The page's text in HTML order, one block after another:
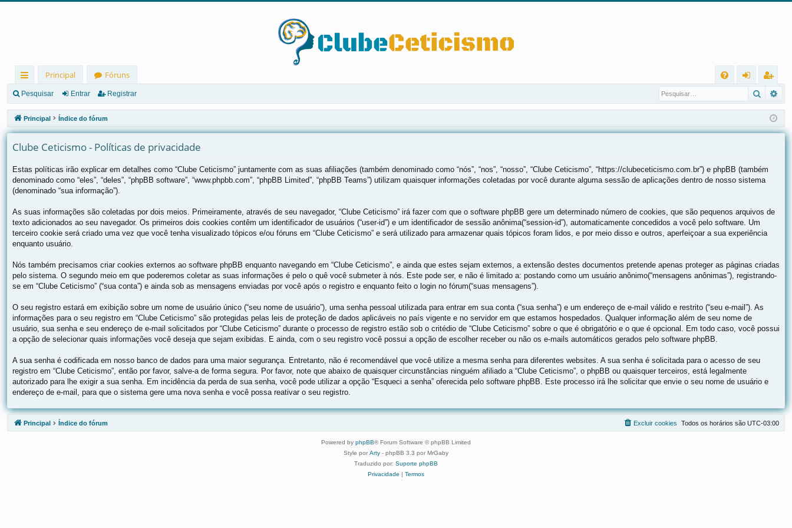
in
ks
rá
pi
d
os
Principal
Fóruns
Q
ra
r
eg
ist
ra
Pesquisar Entrar Registrar
Principal Índice do fórum
Clube Ceticismo - Políticas de privacidade
Estas políticas irão explicar em detalhes como “Clube Ceticismo” juntamente com as suas afiliações (também denominado como “nós”, “nos”, “nosso”, “Clube Ceticismo”, “https://clubeceticismo.com.br”) e phpBB (também
denominado como “eles”, “deles”, “phpBB software”, “www.phpbb.com”, “phpBB Limited”, “phpBB Teams”) utilizam quaisquer informações coletadas por você durante alguma sessão de aplicações dentro de nosso sistema
(denominado “sua informação”).
As suas informações são coletadas por dois meios. Primeiramente, através de seu navegador, “Clube Ceticismo” irá fazer com que o software phpBB gere um determinado número de cookies, que são pequenos arquivos de
texto adicionados ao seu navegador. Os primeiros dois cookies contêm um identificador de usuários (“user-id”) e um identificador de sessão anônima(“session-id”), automaticamente concedidos a você pelo software. Um
terceiro cookie será criado uma vez que você tenha visualizado tópicos e/ou fóruns em “Clube Ceticismo” e será utilizado para armazenar quais tópicos foram lidos, e por meio disso e outros, aperfeiçoar a sua experiência
enquanto usuário.
Nós também precisamos criar cookies externos ao software phpBB enquanto navegando em “Clube Ceticismo”, e ainda que estes sejam externos, a extensão destes documentos pretende apenas proteger as páginas criadas
pelo sistema. O segundo meio em que poderemos coletar as suas informações é pelo o quê você submeter à nós. Este pode ser, e não é limitado a: postando como um usuário anônimo(“mensagens anônimas”), registrando-
se em “Clube Ceticismo” (“sua conta”) e ainda sob as mensagens enviadas por você após o registro e enquanto feito o login no fórum(“suas mensagens”).
O seu registro estará em exibição sobre um nome de usuário único (“seu nome de usuário”), uma senha pessoal utilizada para entrar em sua conta (“sua senha”) e um endereço de e-mail válido e restrito (“seu e-mail”). As
informações para o seu registro em “Clube Ceticismo” são protegidas pelas leis de proteção de dados aplicáveis no país vigente e no servidor em que estamos hospedados. Qualquer informação além de seu nome de
usuário, sua senha e seu endereço de e-mail solicitados por “Clube Ceticismo” durante o processo de registro estão sob o critédio de “Clube Ceticismo” sobre o que é obrigatório e o que é opcional. Em todo caso, você possui
a opção de selecionar quais informações você deseja que sejam exibidas. E ainda, com o seu registro você possui a opção de escolher receber ou não os e-mails automáticos gerados pelo software phpBB.
A sua senha é codificada em nosso banco de dados para uma maior segurança. Entretanto, não é recomendável que você utilize a mesma senha para diferentes websites. A sua senha é solicitada para o acesso de seu
registro em “Clube Ceticismo”, então por favor, salve-a de forma segura. Por favor, note que abaixo de quaisquer circunstâncias ninguém afiliado a “Clube Ceticismo”, o phpBB ou quaisquer terceiros, está legalmente
autorizado para lhe exigir a sua senha. Em incidência da perda de sua senha, você pode utilizar a opção “Esqueci a senha” oferecida pelo software phpBB. Este processo irá lhe solicitar que envie o seu nome de usuário e
endereço de e-mail, para que o sistema gere uma nova senha e você possa reativar o seu registro.
Principal Índice do fórum Todos os horários são UTC-03:00
Excluir cookies
Powered by phpBB® Forum Software © phpBB Limited
Style por Arty - phpBB 3.3 por MrGaby
Traduzido por: Suporte phpBB
Privacidade
Termos